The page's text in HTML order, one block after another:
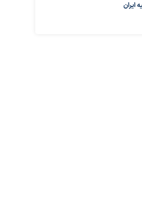
ایران